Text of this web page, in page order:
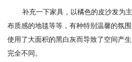
补充一下家具，以橘色的皮沙发为
布质感的地毯等等，有种特别温馨的氛
使用了大面积的黑白灰而导致了空间产
完全不同。